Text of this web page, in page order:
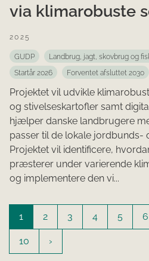
via klimarobuste
2025
GUDP Landbrug, jagt, skovbrug og
Startår 2026
Forventet afsluttet 2030
Projektet vil udvikle
og stivelseskartofler samt
hjælper danske landbrugere
passer til de lokale jordbunds-
Projektet vil identificere,
præsterer under varierende
og implementere den vi...
1 2 3 4 5 6
10